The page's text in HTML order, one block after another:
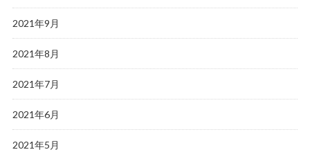
2021年9月
2021年8月
2021年7月
2021年6月
2021年5月